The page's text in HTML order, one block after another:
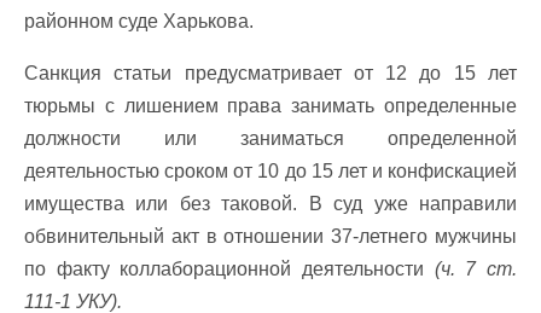
районном суде Харькова.
Санкция статьи предусматривает от 12 до 15 лет
тюрьмы с лишением права занимать определенные
должности или заниматься определенной
деятельностью сроком от 10 до 15 лет и конфискацией
имущества или без таковой. В суд уже направили
обвинительный акт в отношении 37-летнего мужчины
по факту коллаборационной деятельности (ч. 7 ст.
111-1 УКУ).